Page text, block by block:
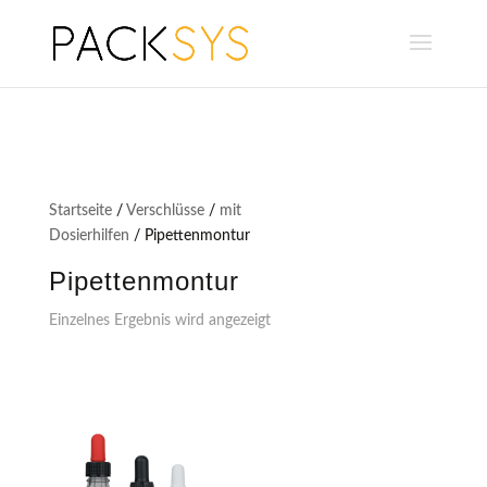
Startseite/ Verschlüsse/ mit
Dosierhilfen / Pipettenmontur
Pipettenmontur
Einzelnes Ergebnis wird angezeigt